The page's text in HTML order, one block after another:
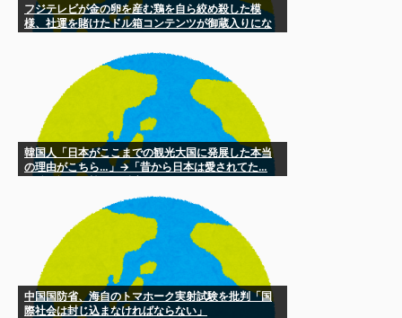
フジテレビが金の卵を産む鶏を自ら絞め殺した模
様、社運を賭けたドル箱コンテンツが御蔵入りにな
韓国人「日本がここまでの観光大国に発展した本当
の理由がこちら…」→「昔から日本は愛されてた…
中国国防省、海自のトマホーク実射試験を批判「国
際社会は封じ込まなければならない」